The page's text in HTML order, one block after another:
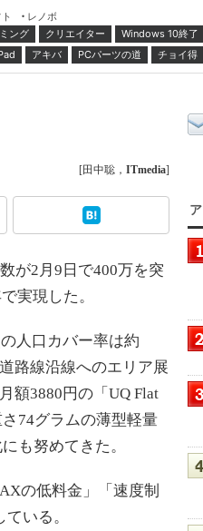
レノボ
ング クリエイター
Windows 10終了
アキバ PCパーツの道 チョイ得
[田中聡， ITmedia]
が2月9日で400万を突
実現した。
人口カバー率は約
路線沿線へのエリア展
額3880円の「UQ Flat
74グラムの薄型軽量
も努めてきた。
の低料金」「速度制
いる。